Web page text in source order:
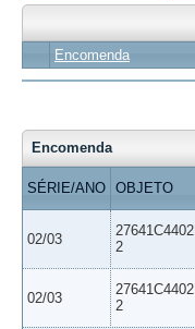
Encomenda
Encomenda
SÉRIE/ANO OBJETO
02/03
2
02/03
2